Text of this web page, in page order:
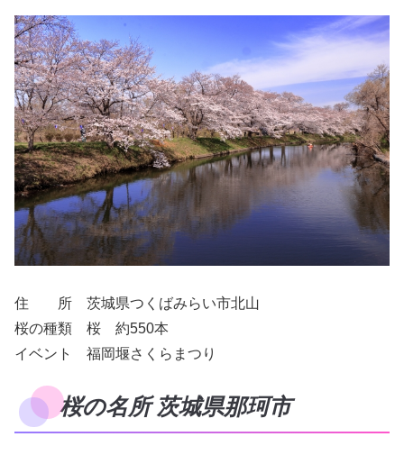
住 所 茨城県つくばみらい市北山
桜の種類 桜 約550本
イベント 福岡堰さくらまつり
桜の名所 茨城県那珂市